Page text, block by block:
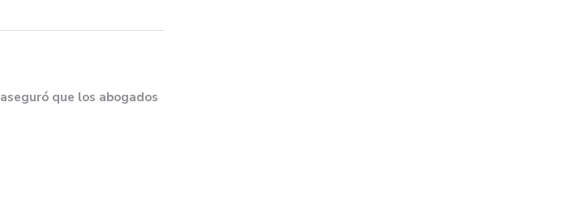
aseguró que los abogados